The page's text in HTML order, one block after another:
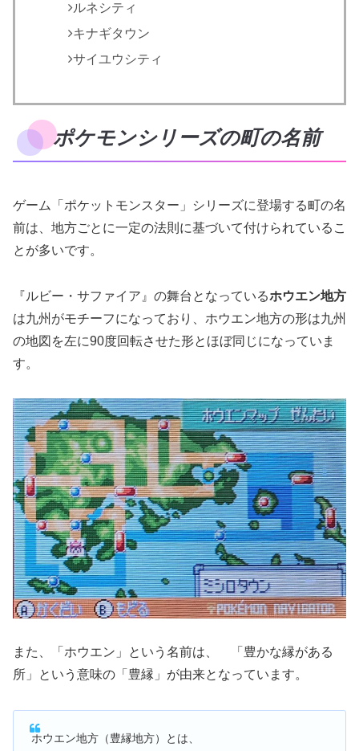
ルネシティ
キナギタウン
サイユウシティ
ポケモンシリーズの町の名前
ゲーム「ポケットモンスター」シリーズに登場する町の名
前は、地方ごとに一定の法則に基づいて付けられているこ
とが多いです。
『ルビー・サファイア』の舞台となっているホウエン地方
は九州がモチーフになっており、ホウエン地方の形は九州
の地図を左に90度回転させた形とほぼ同じになっていま
す。
また、「ホウエン」という名前は、 「豊かな縁がある
所」という意味の「豊縁」が由来となっています。
ホウエン地方（豊縁地方）とは、